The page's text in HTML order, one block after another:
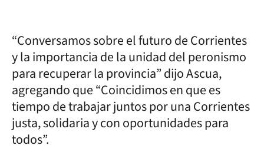
“Conversamos sobre el futuro de Corrientes
y la importancia de la unidad del peronismo
para recuperar la provincia” dijo Ascua,
agregando que “Coincidimos en que es
tiempo de trabajar juntos por una Corrientes
justa, solidaria y con oportunidades para
todos”.